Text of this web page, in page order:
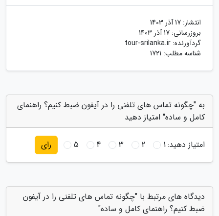
انتشار: 17 آذر 1403
بروزرسانی: 17 آذر 1403
گردآورنده: tour-srilanka.ir
شناسه مطلب: 1721
به "چگونه تماس های تلفنی را در آیفون ضبط کنیم؟ راهنمای
کامل و ساده" امتیاز دهید
امتیاز دهید:1
2
3
4
5 رای
دیدگاه های مرتبط با "چگونه تماس های تلفنی را در آیفون
ضبط کنیم؟ راهنمای کامل و ساده"